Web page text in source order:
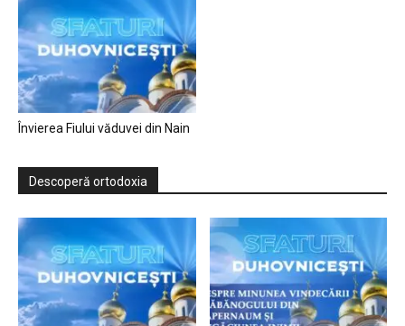
Învierea Fiului văduvei din Nain
Descoperă ortodoxia